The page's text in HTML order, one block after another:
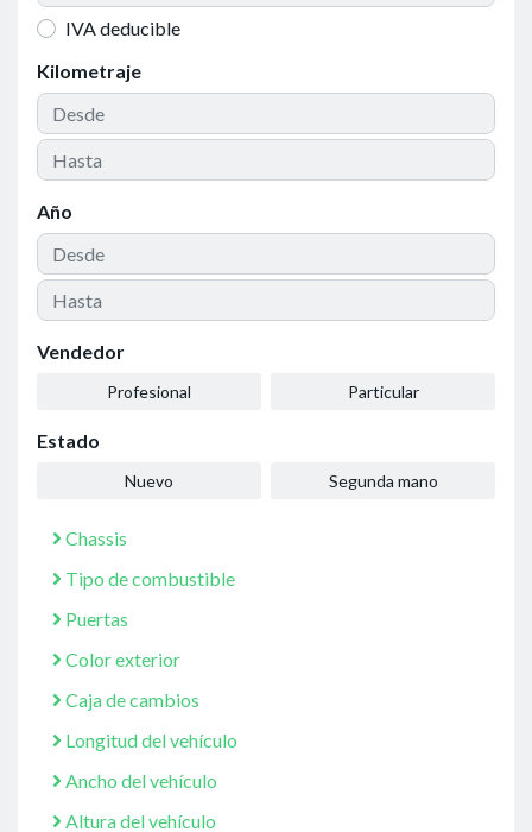
IVA deducible
Kilometraje
Año
Vendedor
Profesional Particular
Estado
Nuevo Segunda mano
Chassis
Tipo de combustible
Puertas
Color exterior
Caja de cambios
Longitud del vehículo
Ancho del vehículo
Altura del vehículo